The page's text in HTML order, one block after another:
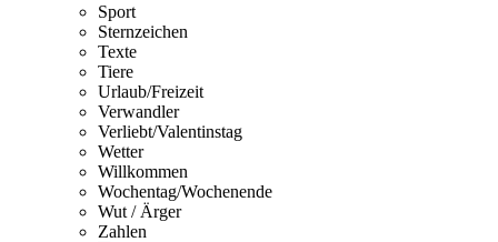
Sport
Sternzeichen
Texte
Tiere
Urlaub/Freizeit
Verwandler
Verliebt/Valentinstag
Wetter
Willkommen
Wochentag/Wochenende
Wut / Ärger
Zahlen